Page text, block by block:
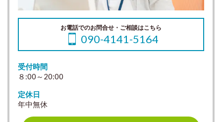
お電話でのお問合せ・ご相談はこちら
090-4141-5164
受付時間
８:00～20:00
定休日
年中無休